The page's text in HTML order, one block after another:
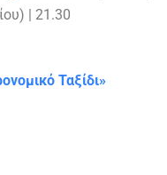
| 21.30
Ταξίδι»